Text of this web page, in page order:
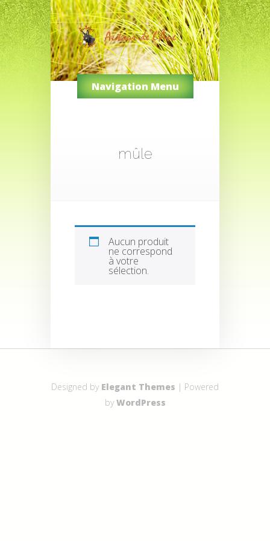
Navigation Menu
mûle
Aucun produit
ne correspond
à votre
sélection.
Designed by Elegant Themes | Powered
by WordPress